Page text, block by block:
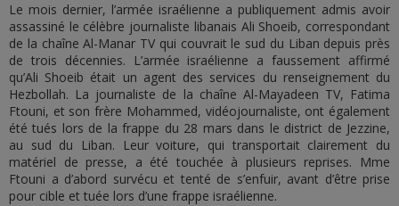
Le mois dernier, l’armée israélienne a publiquement admis avoir
assassiné le célèbre journaliste libanais Ali Shoeib, correspondant
de la chaîne Al-Manar TV qui couvrait le sud du Liban depuis près
de trois décennies. L’armée israélienne a faussement affirmé
qu’Ali Shoeib était un agent des services du renseignement du
Hezbollah. La journaliste de la chaîne Al-Mayadeen TV, Fatima
Ftouni, et son frère Mohammed, vidéojournaliste, ont également
été tués lors de la frappe du 28 mars dans le district de Jezzine,
au sud du Liban. Leur voiture, qui transportait clairement du
matériel de presse, a été touchée à plusieurs reprises. Mme
Ftouni a d’abord survécu et tenté de s’enfuir, avant d’être prise
pour cible et tuée lors d’une frappe israélienne.